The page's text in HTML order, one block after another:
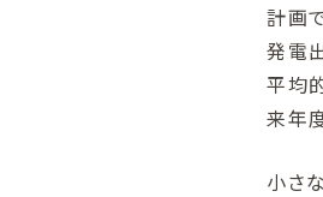
計画
発電
平均
来年
小さ